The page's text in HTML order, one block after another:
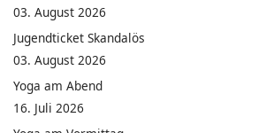
03. August 2026
Jugendticket Skandalös
03. August 2026
Yoga am Abend
16. Juli 2026